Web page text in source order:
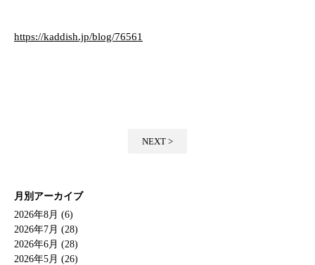
https://kaddish.jp/blog/76561
NEXT >
月別アーカイブ
2026年8月 (6)
2026年7月 (28)
2026年6月 (28)
2026年5月 (26)